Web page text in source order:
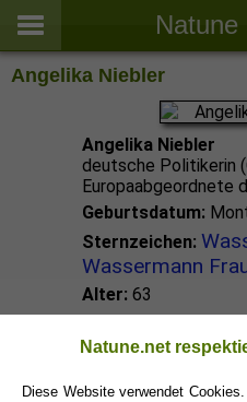
Natune
Angelika Niebler
Angelika Niebler
deutsche Politikerin
Europaabgeordnete
Geburtsdatum:
Sternzeichen:
Wassermann
Alter: 63
Wassermann
Natune.net
Diese Website verwendet